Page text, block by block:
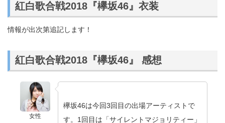
紅白歌合戦2018『欅坂46』衣装
情報が出次第追記します！
紅白歌合戦2018『欅坂46』 感想
女性
欅坂46は今回3回目の出場アーティストで
す。1回目は「サイレントマジョリティー」